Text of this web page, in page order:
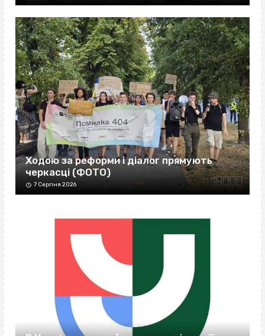
Ходою за реформи і діалог прямують
черкасці (ФОТО)
7 Серпня 2026